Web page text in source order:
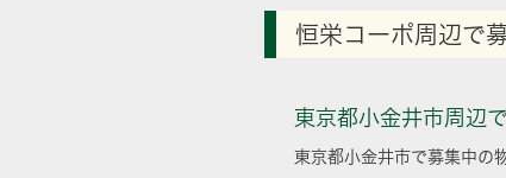
恒栄コーポ周辺で
東京都小金井市周辺
東京都小金井市で募集中の